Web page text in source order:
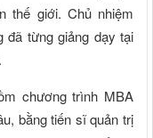
thế giới. Chủ nhiệm
đã từng giảng dạy tại
chương trình MBA
bằng tiến sĩ quản trị